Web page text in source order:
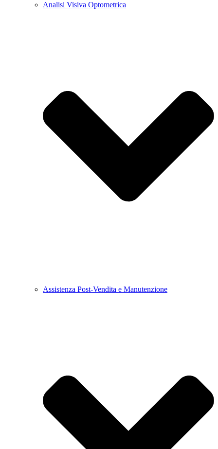
Analisi Visiva Optometrica
Assistenza Post-Vendita e Manutenzione